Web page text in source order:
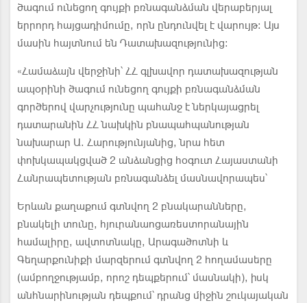
ծագում ունեցող գույքի բռնագանձման վերաբերյալ
երրորդ հայցադիմումը, որն ընդունվել է վարույթ: Այս
մասին հայտնում են Դատախազությունից։
«Համաձայն վերջինի՝ ՀՀ գլխավոր դատախազության
ապօրինի ծագում ունեցող գույքի բռնագանձման
գործերով վարչությունը պահանջ է ներկայացրել
դատարանին ՀՀ նախկին բնապահպանության
նախարար Ա. Հարությունյանից, նրա հետ
փոխկապակցված 2 անձանցից հօգուտ Հայաստանի
Հանրապետության բռնագանձել մասնավորապես՝
Երևան քաղաքում գտնվող 2 բնակարանները,
բնակելի տունը, հյուրանաոցառեստորանային
համալիրը, ավտոտնակը, Արագածոտնի և
Գեղարքունիքի մարզերում գտնվող 2 հողամասերը
(ամբողջությամբ, որոշ դեպքերում՝ մասնակի), իսկ
անհնարինության դեպքում՝ դրանց միջին շուկայական